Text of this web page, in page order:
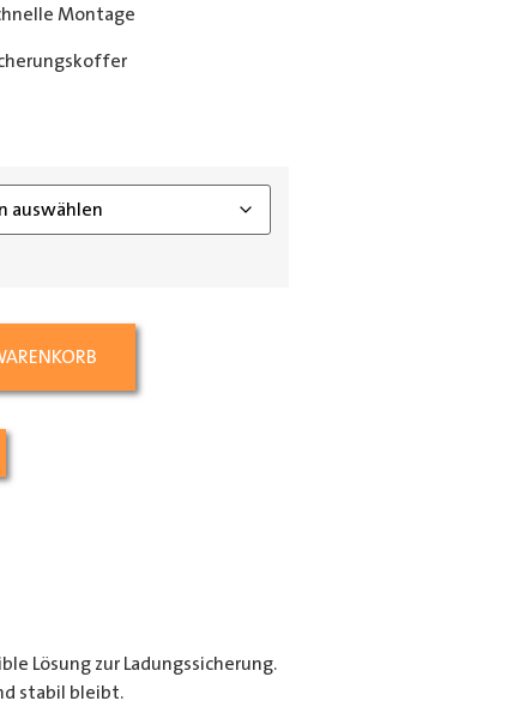
Montage
Lösung zur Ladungssicherung.
stabil bleibt.